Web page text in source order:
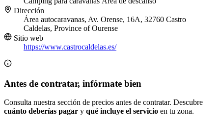
Dirección
Área autocaravanas, Av. Orense, 16A, 32760 Castro
Caldelas, Province of Ourense
Sitio web
https://www.castrocaldelas.es/
Antes de contratar, infórmate bien
Consulta nuestra sección de precios antes de contratar. Descubre
cuánto deberías pagar y qué incluye el servicio en tu zona.